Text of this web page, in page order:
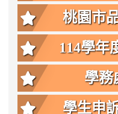
桃園市
114學年
學務
學生申